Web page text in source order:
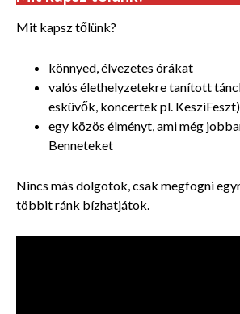
Mit kapsz tőlünk?
könnyed, élvezetes órákat
valós élethelyzetekre tanított
esküvők, koncertek pl. KesziFeszt)
egy közös élményt, ami még
Benneteket
Nincs más dolgotok, csak megfogni
többit ránk bízhatjátok.